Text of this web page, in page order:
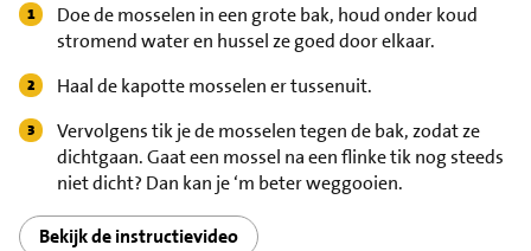
Doe de mosselen in een grote bak, houd onder koud
stromend water en hussel ze goed door elkaar.
Haal de kapotte mosselen er tussenuit.
Vervolgens tik je de mosselen tegen de bak, zodat ze
dichtgaan. Gaat een mossel na een flinke tik nog steeds
niet dicht? Dan kan je ‘m beter weggooien.
Bekijk de instructievideo